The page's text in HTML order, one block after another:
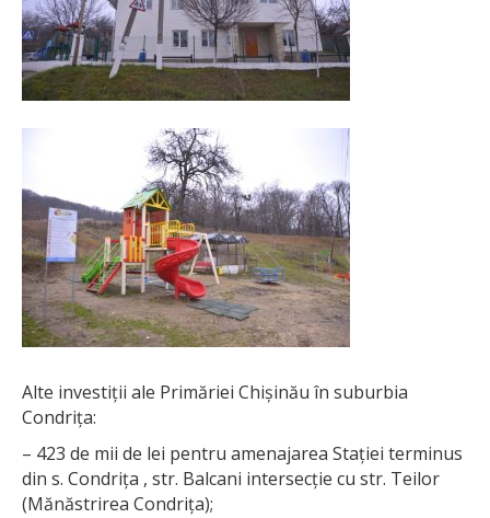
Alte investiții ale Primăriei Chișinău în suburbia
Condrița:
– 423 de mii de lei pentru amenajarea Stației terminus
din s. Condrița , str. Balcani intersecție cu str. Teilor
(Mănăstrirea Condrița);